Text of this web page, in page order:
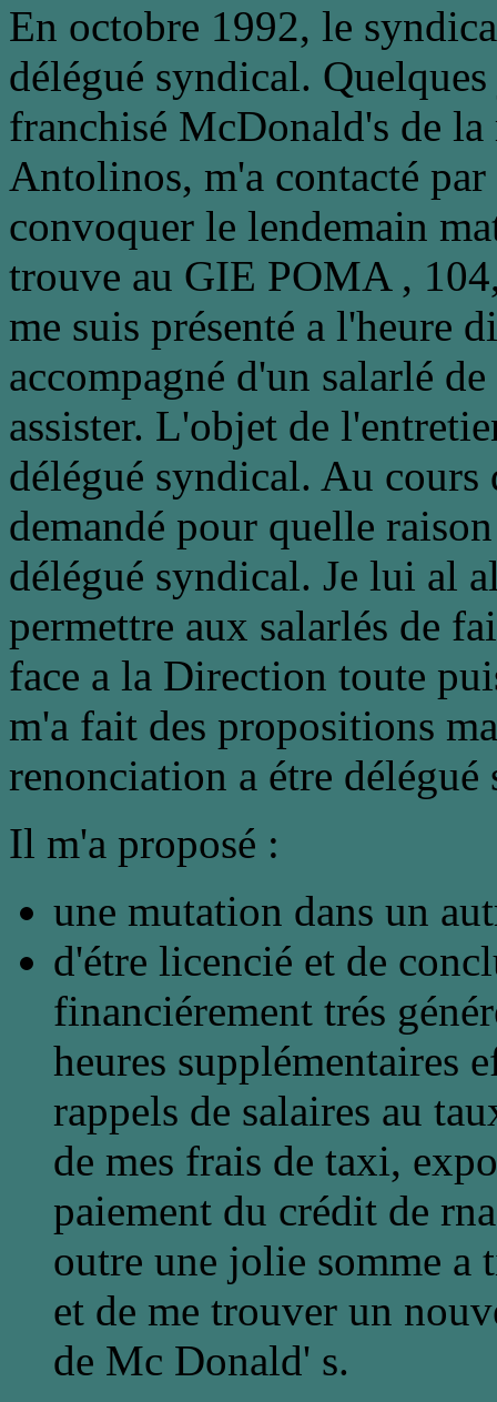
En octobre 1992, le
délégué syndical.
franchisé McDonald's de
Antolinos, m'a contacté
convoquer le lendemain
trouve au GIE POMA ,
me suis présenté a l'heure
accompagné d'un salarlé
assister. L'objet de
délégué syndical. Au
demandé pour quelle
délégué syndical. Je lui al
permettre aux salarlés de
face a la Direction toute
m'a fait des propositions
renonciation a étre délégué
Il m'a proposé :
une mutation dans un
d'étre licencié et de
financiérement trés
heures supplémentaires
rappels de salaires au
de mes frais de taxi,
paiement du crédit de
outre une jolie somme a
et de me trouver un
de Mc Donald' s.